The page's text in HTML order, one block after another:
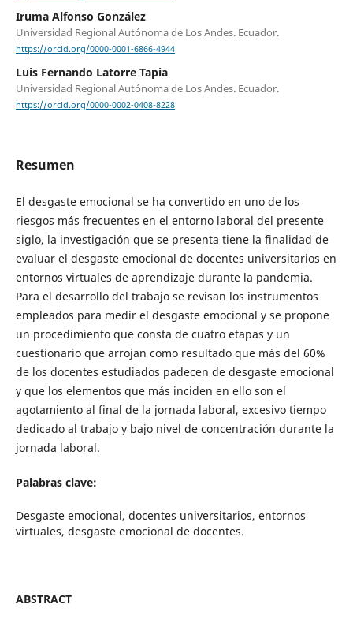
Iruma Alfonso González
Universidad Regional Autónoma de Los Andes. Ecuador.
https://orcid.org/0000-0001-6866-4944
Luis Fernando Latorre Tapia
Universidad Regional Autónoma de Los Andes. Ecuador.
https://orcid.org/0000-0002-0408-8228
Resumen
El desgaste emocional se ha convertido en uno de los
riesgos más frecuentes en el entorno laboral del presente
siglo, la investigación que se presenta tiene la finalidad de
evaluar el desgaste emocional de docentes universitarios en
entornos virtuales de aprendizaje durante la pandemia.
Para el desarrollo del trabajo se revisan los instrumentos
empleados para medir el desgaste emocional y se propone
un procedimiento que consta de cuatro etapas y un
cuestionario que arrojan como resultado que más del 60%
de los docentes estudiados padecen de desgaste emocional
y que los elementos que más inciden en ello son el
agotamiento al final de la jornada laboral, excesivo tiempo
dedicado al trabajo y bajo nivel de concentración durante la
jornada laboral.
Palabras clave:
Desgaste emocional, docentes universitarios, entornos
virtuales, desgaste emocional de docentes.
ABSTRACT